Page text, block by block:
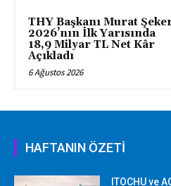
THY Başkanı Murat
2026’nın İlk Yarısında
18,9 Milyar TL Net Kâr
Açıkladı
6 Ağustos 2026
HAFTANIN ÖZETİ
ITOCHU ve